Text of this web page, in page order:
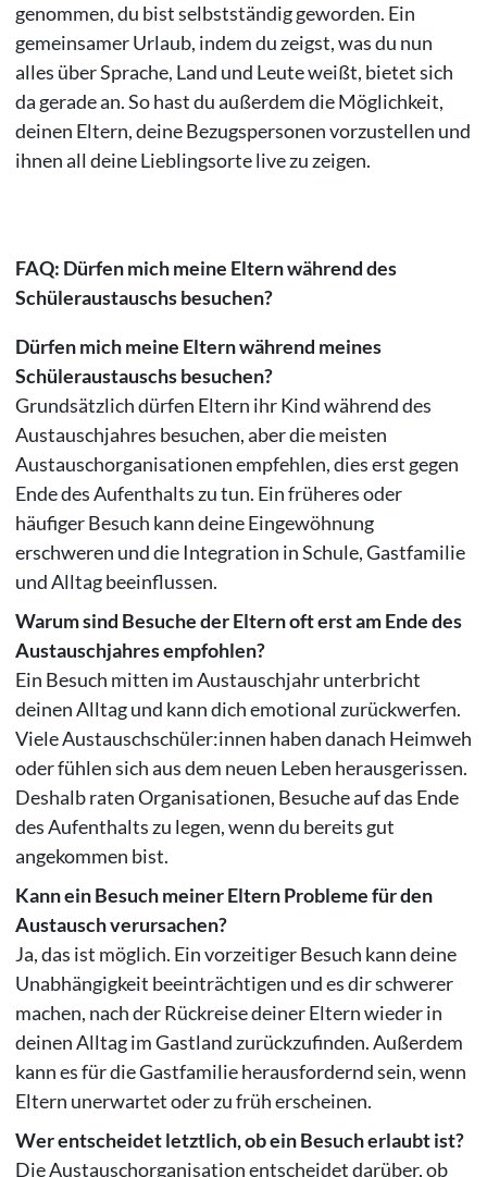
genommen, du bist selbstständig geworden. Ein
gemeinsamer Urlaub, indem du zeigst, was du nun
alles über Sprache, Land und Leute weißt, bietet sich
da gerade an. So hast du außerdem die Möglichkeit,
deinen Eltern, deine Bezugspersonen vorzustellen und
ihnen all deine Lieblingsorte live zu zeigen.
FAQ: Dürfen mich meine Eltern während des
Schüleraustauschs besuchen?
Dürfen mich meine Eltern während meines
Schüleraustauschs besuchen?
Grundsätzlich dürfen Eltern ihr Kind während des
Austauschjahres besuchen, aber die meisten
Austauschorganisationen empfehlen, dies erst gegen
Ende des Aufenthalts zu tun. Ein früheres oder
häufiger Besuch kann deine Eingewöhnung
erschweren und die Integration in Schule, Gastfamilie
und Alltag beeinflussen.
Warum sind Besuche der Eltern oft erst am Ende des
Austauschjahres empfohlen?
Ein Besuch mitten im Austauschjahr unterbricht
deinen Alltag und kann dich emotional zurückwerfen.
Viele Austauschschüler:innen haben danach Heimweh
oder fühlen sich aus dem neuen Leben herausgerissen.
Deshalb raten Organisationen, Besuche auf das Ende
des Aufenthalts zu legen, wenn du bereits gut
angekommen bist.
Kann ein Besuch meiner Eltern Probleme für den
Austausch verursachen?
Ja, das ist möglich. Ein vorzeitiger Besuch kann deine
Unabhängigkeit beeinträchtigen und es dir schwerer
machen, nach der Rückreise deiner Eltern wieder in
deinen Alltag im Gastland zurückzufinden. Außerdem
kann es für die Gastfamilie herausfordernd sein, wenn
Eltern unerwartet oder zu früh erscheinen.
Wer entscheidet letztlich, ob ein Besuch erlaubt ist?
Die Austauschorganisation entscheidet darüber, ob